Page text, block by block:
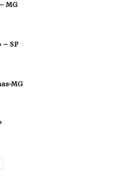
MG
– SP
MG